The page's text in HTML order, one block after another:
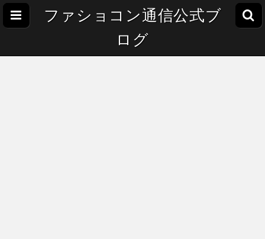
ファショコン通信公式ブ
ログ